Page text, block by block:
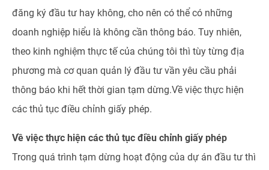
đăng ký đầu tư hay không, cho nên có thể có những
doanh nghiệp hiểu là không cần thông báo. Tuy nhiên,
theo kinh nghiệm thực tế của chúng tôi thì tùy từng địa
phương mà cơ quan quản lý đầu tư vần yêu cầu phải
thông báo khi hết thời gian tạm dừng.Về việc thực hiện
các thủ tục điều chỉnh giấy phép.
Về việc thực hiện các thủ tục điều chỉnh giấy phép
Trong quá trình tạm dừng hoạt động của dự án đầu tư thì